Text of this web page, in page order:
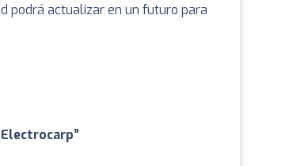
podrá actualizar en un futuro para